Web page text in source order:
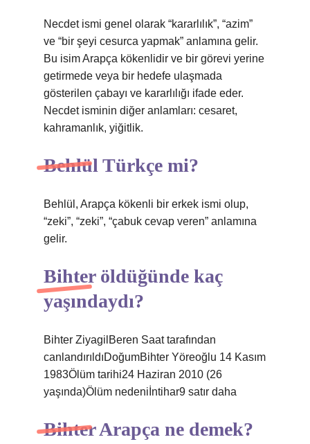
Necdet ismi genel olarak “kararlılık”, “azim”
ve “bir şeyi cesurca yapmak” anlamına gelir.
Bu isim Arapça kökenlidir ve bir görevi yerine
getirmede veya bir hedefe ulaşmada
gösterilen çabayı ve kararlılığı ifade eder.
Necdet isminin diğer anlamları: cesaret,
kahramanlık, yiğitlik.
Behlül Türkçe mi?
Behlül, Arapça kökenli bir erkek ismi olup,
“zeki”, “zeki”, “çabuk cevap veren” anlamına
gelir.
Bihter öldüğünde kaç
yaşındaydı?
Bihter ZiyagilBeren Saat tarafından
canlandırıldıDoğumBihter Yöreoğlu 14 Kasım
1983Ölüm tarihi24 Haziran 2010 (26
yaşında)Ölüm nedeniİntihar9 satır daha
Bihter Arapça ne demek?